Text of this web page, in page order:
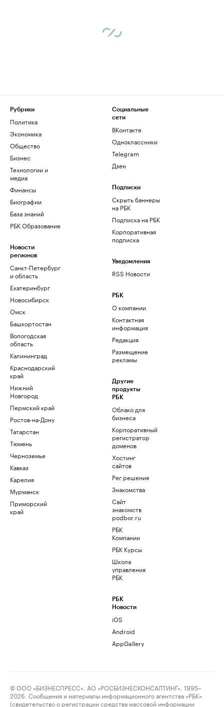
Рубрики
Политика
Экономика
Общество
Бизнес
Технологии и
медиа
Финансы
Биографии
База знаний
РБК Образование
Новости
регионов
Санкт-Петербург
и область
Екатеринбург
Новосибирск
Омск
Башкортостан
Вологодская
область
Калининград
Краснодарский
край
Нижний
Новгород
Пермский край
Ростов-на-Дону
Татарстан
Тюмень
Черноземье
Кавказ
Карелия
Мурманск
Приморский
край
Социальные
сети
ВКонтакте
Одноклассники
Telegram
Дзен
Подписки
Скрыть баннеры
на РБК
Подписка на РБК
Корпоративная
подписка
Уведомления
RSS Новости
РБК
О компании
Контактная
информация
Редакция
Размещение
рекламы
Другие
продукты
РБК
Облако для
бизнеса
Корпоративный
регистратор
доменов
Хостинг
сайтов
Рег.решения
Знакомства
Сайт
знакомств
podbor.ru
РБК
Компании
РБК Курсы
Школа
управления
РБК
РБК
Новости
iOS
Android
AppGallery
© ООО «БИЗНЕСПРЕСС», АО «РОСБИЗНЕСКОНСАЛТИНГ», 1995–
2026. Сообщения и материалы информационного агентства «РБК»
(свидетельство о регистрации средства массовой информации